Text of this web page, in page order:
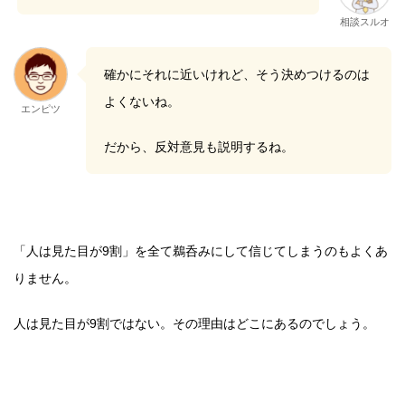
相談スルオ
エンピツ
確かにそれに近いけれど、そう決めつけるのは
よくないね。
だから、反対意見も説明するね。
「人は見た目が9割」を全て鵜呑みにして信じてしまうのもよくあ
りません。
人は見た目が9割ではない。その理由はどこにあるのでしょう。